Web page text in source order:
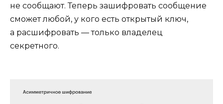
не сообщают. Теперь зашифровать сообщение
сможет любой, у кого есть открытый ключ,
а расшифровать — только владелец
секретного.